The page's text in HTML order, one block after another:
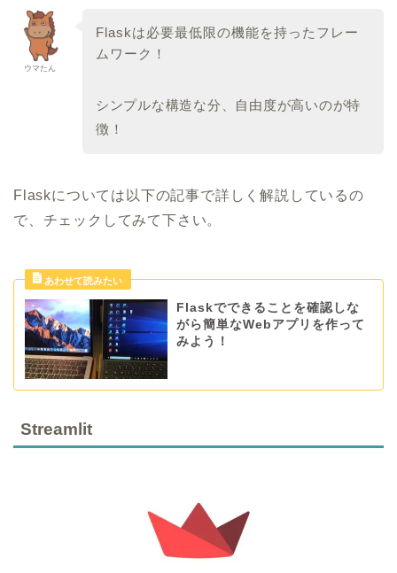
ウマたん
Flaskは必要最低限の機能を持ったフレー
ムワーク！
シンプルな構造な分、自由度が高いのが特
徴！
Flaskについては以下の記事で詳しく解説しているの
で、チェックしてみて下さい。
Flaskでできることを確認しな
がら簡単なWebアプリを作って
みよう！
Streamlit